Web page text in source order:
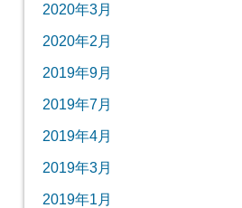
2020年3月
2020年2月
2019年9月
2019年7月
2019年4月
2019年3月
2019年1月